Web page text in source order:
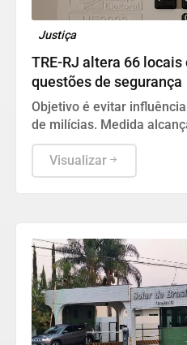
Justiça
TRE-RJ altera 66
questões de segurança
Objetivo é evitar
de milícias. Medida
eleitores de 20 das 92
Visualizar